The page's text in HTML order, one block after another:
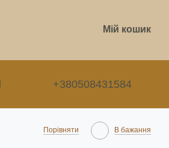
Мій кошик
+380508431584
Порівняти В бажання